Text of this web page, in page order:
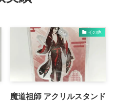
その他
魔道祖師 アクリルスタンド